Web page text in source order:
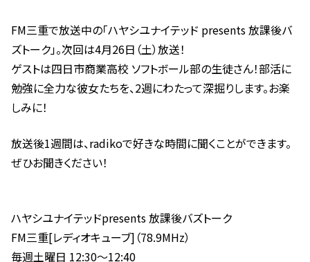
FM三重で放送中の「ハヤシユナイテッド presents 放課後バ
ズトーク」。次回は4月26日（土）放送！
ゲストは四日市商業高校 ソフトボール部の生徒さん！部活に
勉強に全力な彼女たちを、2週にわたって深掘りします。お楽
しみに！
放送後1週間は、radikoで好きな時間に聞くことができます。
ぜひお聞きください！
ハヤシユナイテッドpresents 放課後バズトーク
FM三重[レディオキューブ]（78.9MHz）
毎週土曜日 12:30～12:40